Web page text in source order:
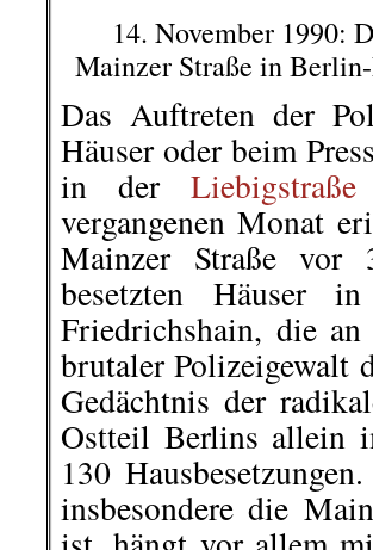
vergangenen Monat
Mainzer Straße
besetzten Häuser
Friedrichshain, die
brutaler Polizeigewalt
Gedächtnis der
Ostteil Berlins allein
130
insbesondere die
ist, hängt vor allem
Räumung zusammen.
..Hosteni, Arbeit
.
19. November |Alles